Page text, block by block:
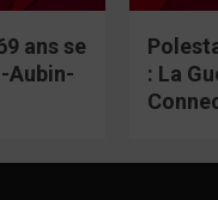
ans se
Aubin-
: La